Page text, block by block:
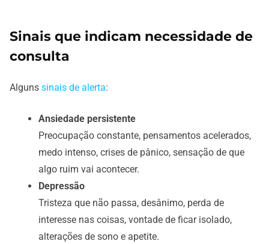
Sinais que indicam necessidade de
consulta
Alguns sinais de alerta:
Ansiedade persistente
Preocupação constante, pensamentos acelerados,
medo intenso, crises de pânico, sensação de que
algo ruim vai acontecer.
Depressão
Tristeza que não passa, desânimo, perda de
interesse nas coisas, vontade de ficar isolado,
alterações de sono e apetite.